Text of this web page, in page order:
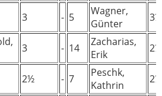
3 - 5
Wagner,
Günter
3½
3 - 14
Zacharias,
Erik
2½
2½ - 7
Peschk,
Kathrin
2½